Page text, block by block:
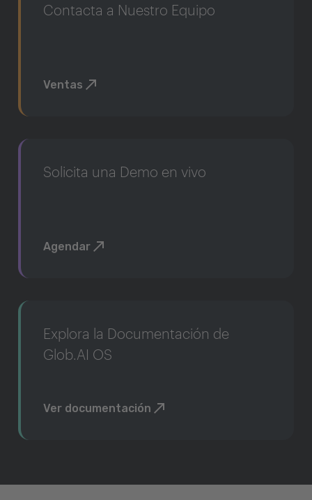
Contacta a Nuestro Equipo
Ventas
Solicita una Demo en vivo
Agendar
Explora la Documentación de
Glob.AI OS
Ver documentación